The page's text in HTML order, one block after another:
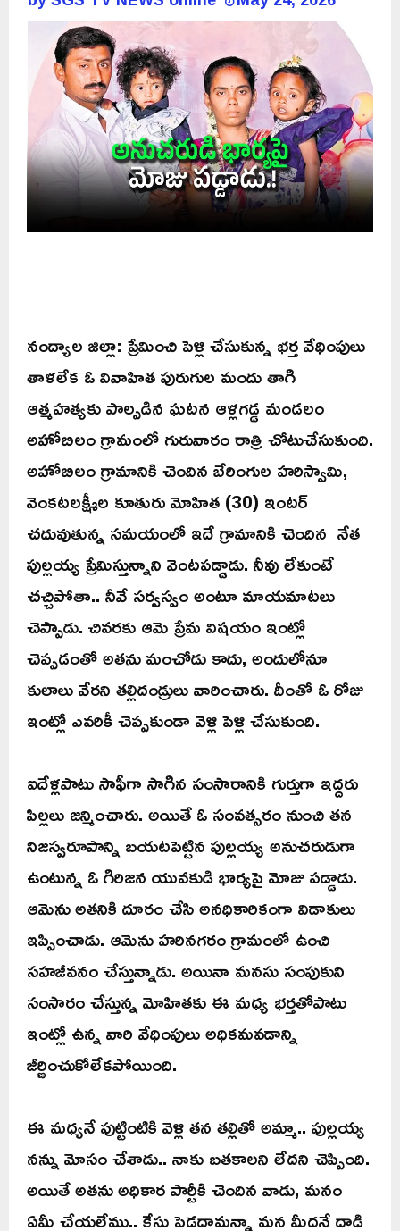
నంద్యాల జిల్లా: ప్రేమించి పెళ్లి చేసుకున్న భర్త వేధింపులు
తాళలేక ఓ వివాహిత పురుగుల మందు తాగి
ఆత్మహత్యకు పాల్పడిన ఘటన ఆళ్లగడ్డ మండలం
అహోబిలం గ్రామంలో గురువారం రాత్రి చోటుచేసుకుంది.
అహోబిలం గ్రామానికి చెందిన బేరింగుల హరిస్వామి,
వెంకటలక్ష్మీల కూతురు మోహిత (30) ఇంటర్
చదువుతున్న సమయంలో ఇదే గ్రామానికి చెందిన నేత
పుల్లయ్య ప్రేమిస్తున్నాని వెంటపడ్డాడు. నీవు లేకుంటే
చచ్చిపోతా.. నీవే సర్వస్వం అంటూ మాయమాటలు
చెప్పాడు. చివరకు ఆమె ప్రేమ విషయం ఇంట్లో
చెప్పడంతో అతను మంచోడు కాదు, అందులోనూ
కులాలు వేరని తల్లిదండ్రులు వారించారు. దీంతో ఓ రోజు
ఇంట్లో ఎవరికీ చెప్పకుండా వెళ్లి పెళ్లి చేసుకుంది.
ఐదేళ్లపాటు సాఫీగా సాగిన సంసారానికి గుర్తుగా ఇద్దరు
పిల్లలు జన్మించారు. అయితే ఓ సంవత్సరం నుంచి తన
నిజస్వరూపాన్ని బయటపెట్టిన పుల్లయ్య అనుచరుడుగా
ఉంటున్న ఓ గిరిజన యువకుడి భార్యపై మోజు పడ్డాడు.
ఆమెను అతనికి దూరం చేసి అనధికారికంగా విడాకులు
ఇప్పించాడు. ఆమెను హరినగరం గ్రామంలో ఉంచి
సహజీవనం చేస్తున్నాడు. అయినా మనసు సంపుకుని
సంసారం చేస్తున్న మోహితకు ఈ మధ్య భర్తతోపాటు
ఇంట్లో ఉన్న వారి వేధింపులు అధికమవడాన్ని
జీర్ణించుకోలేకపోయింది.
ఈ మధ్యనే పుట్టింటికి వెళ్లి తన తల్లితో అమ్మా.. పుల్లయ్య
నన్ను మోసం చేశాడు.. నాకు బతకాలని లేదని చెప్పింది.
అయితే అతను అధికార పార్టీకి చెందిన వాడు, మనం
ఏమీ చేయలేము.. కేసు పెడదామన్నా మన మీదనే దాడి